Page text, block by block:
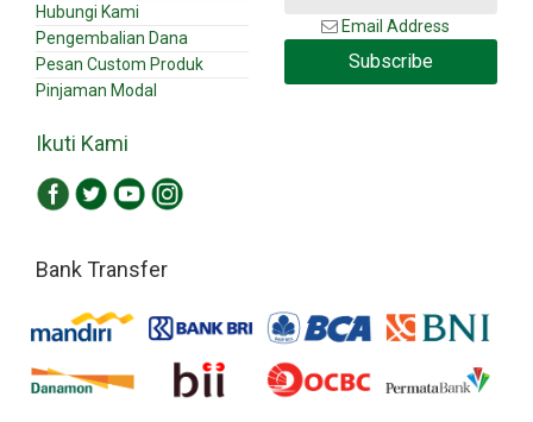
Hubungi Kami
Pengembalian Dana
Pesan Custom Produk
Pinjaman Modal
Email Address
Subscribe
Ikuti Kami
Bank Transfer